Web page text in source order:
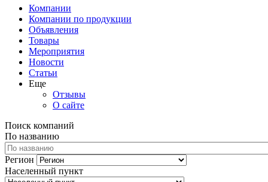
Компании
Компании по продукции
Объявления
Товары
Мероприятия
Новости
Статьи
Еще
Отзывы
О сайте
Поиск компаний
По названию
Регион
Населенный пункт